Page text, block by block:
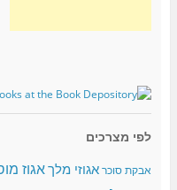
לפי מצרכים
אבקת סוכר אגוזי מלךאגוז